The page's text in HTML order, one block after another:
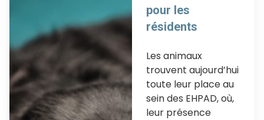
pour les
résidents
Les animaux
trouvent aujourd’hui
toute leur place au
sein des EHPAD, où,
leur présence